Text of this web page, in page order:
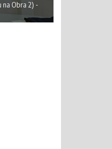
na Obra 2) -